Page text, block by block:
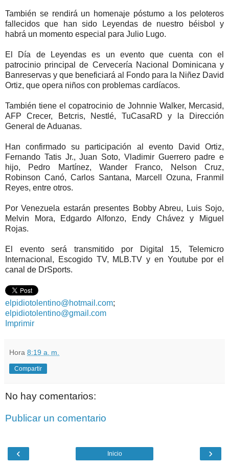
También se rendirá un homenaje póstumo a los peloteros
fallecidos que han sido Leyendas de nuestro béisbol y
habrá un momento especial para Julio Lugo.
El Día de Leyendas es un evento que cuenta con el
patrocinio principal de Cervecería Nacional Dominicana y
Banreservas y que beneficiará al Fondo para la Niñez David
Ortiz, que opera niños con problemas cardíacos.
También tiene el copatrocinio de Johnnie Walker, Mercasid,
AFP Crecer, Betcris, Nestlé, TuCasaRD y la Dirección
General de Aduanas.
Han confirmado su participación al evento David Ortiz,
Fernando Tatis Jr., Juan Soto, Vladimir Guerrero padre e
hijo, Pedro Martínez, Wander Franco, Nelson Cruz,
Robinson Canó, Carlos Santana, Marcell Ozuna, Franmil
Reyes, entre otros.
Por Venezuela estarán presentes Bobby Abreu, Luis Sojo,
Melvin Mora, Edgardo Alfonzo, Endy Chávez y Miguel
Rojas.
El evento será transmitido por Digital 15, Telemicro
Internacional, Escogido TV, MLB.TV y en Youtube por el
canal de DrSports.
elpidiotolentino@hotmail.com;
elpidiotolentino@gmail.com
Imprimir
Hora 8:19 a. m.
Compartir
No hay comentarios:
Publicar un comentario
‹ ›
Inicio